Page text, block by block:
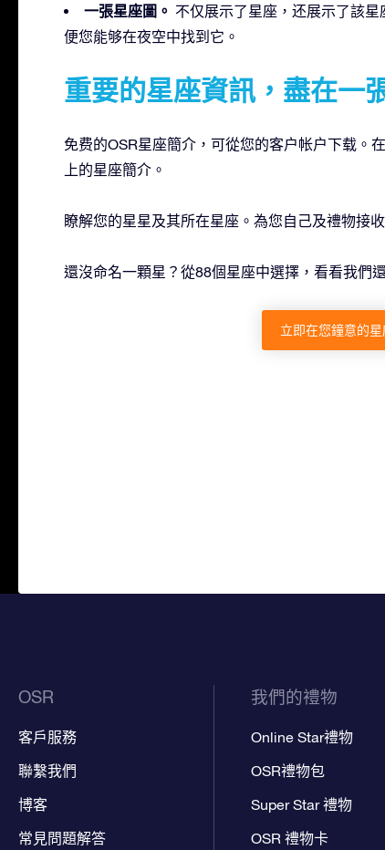
一張星座圖。 不仅展示了星座，还展示了該
便您能够在夜空中找到它。
重要的星座資訊，盡在一
免费的OSR星座簡介，可從您的客户帐户下载。
上的星座簡介。
瞭解您的星星及其所在星座。為您自己及禮物接
還沒命名一顆星？從88個星座中選擇，看看我們
立即在您鐘意的星
OSR
客戶服務
聯繫我們
博客
常見問題解答
我們的禮物
Online Star禮物
OSR禮物包
Super Star 禮物
OSR 禮物卡